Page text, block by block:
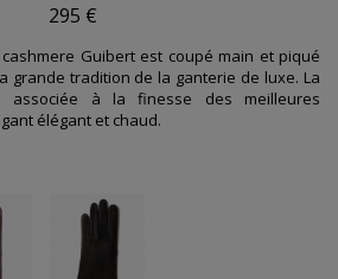
295 €
Guibert est coupé main et piqué
grande tradition de la ganterie de luxe. La
associée à la finesse des meilleures
élégant et chaud.